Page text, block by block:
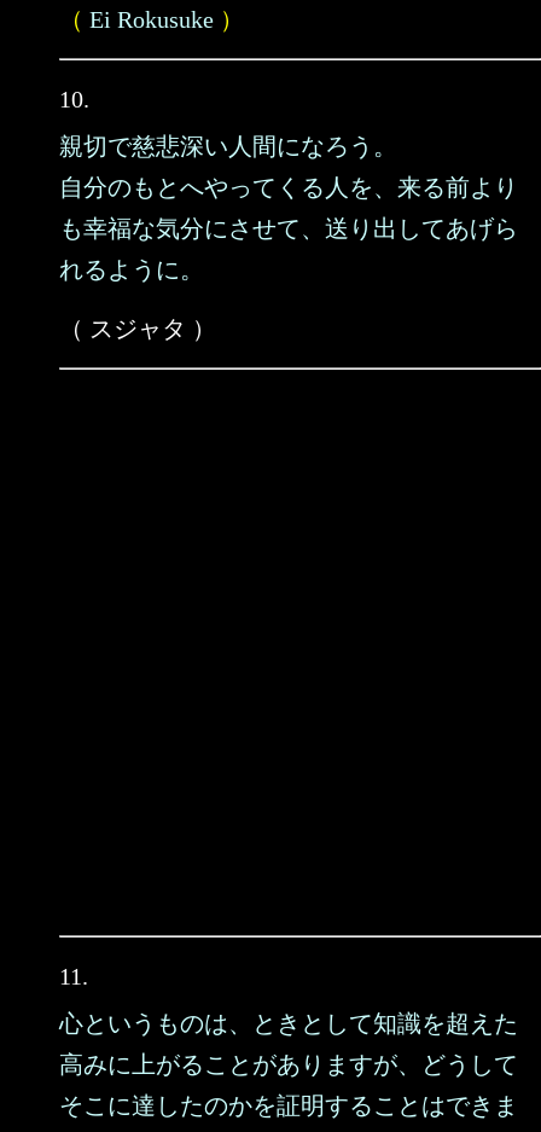
（ Ei Rokusuke ）
10.
親切で慈悲深い人間になろう。
自分のもとへやってくる人を、来る前より
も幸福な気分にさせて、送り出してあげら
れるように。
（ スジャタ ）
11.
心というものは、ときとして知識を超えた
高みに上がることがありますが、どうして
そこに達したのかを証明することはできま